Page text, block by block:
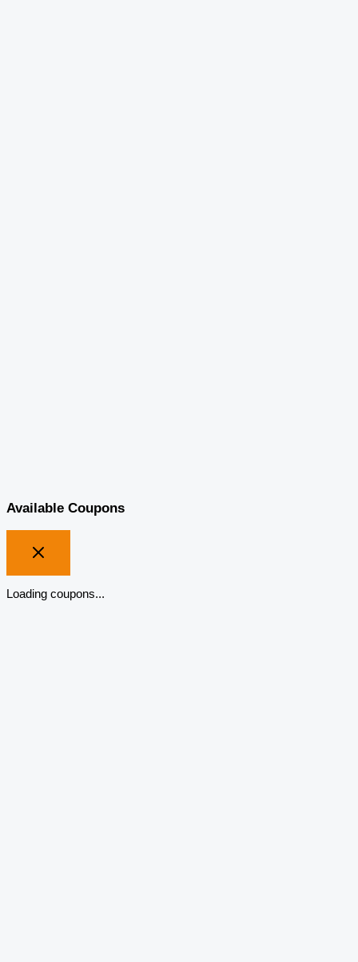
Available Coupons
Loading coupons...